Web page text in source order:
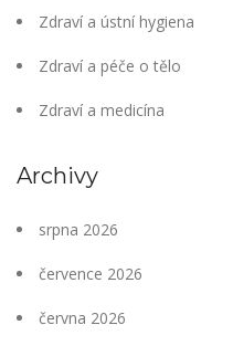
Zdraví a ústní hygiena
Zdraví a péče o tělo
Zdraví a medicína
Archivy
srpna 2026
července 2026
června 2026